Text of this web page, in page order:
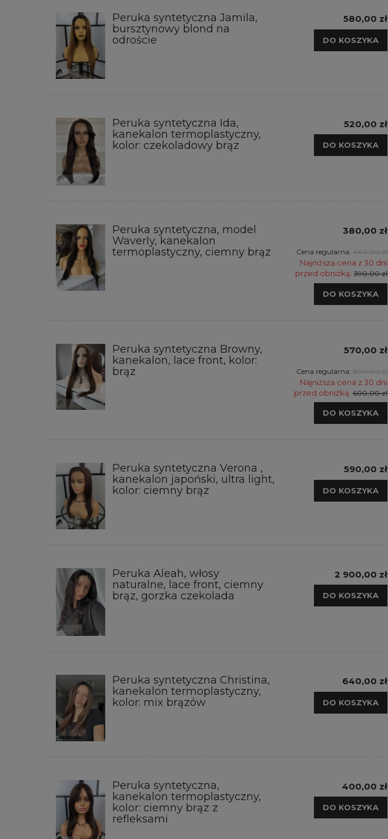
Peruka syntetyczna Jamila,
bursztynowy blond na
odroście
580,00 zł
DO KOSZYKA
Peruka syntetyczna Ida,
kanekalon termoplastyczny,
kolor: czekoladowy brąz
520,00 zł
DO KOSZYKA
Peruka syntetyczna, model
Waverly, kanekalon
termoplastyczny, ciemny brąz
380,00 zł
Cena regularna: 440,00 zł
Najniższa cena z 30 dni
przed obniżką: 390,00 zł
DO KOSZYKA
Peruka syntetyczna Browny,
kanekalon, lace front, kolor:
brąz
570,00 zł
Cena regularna: 600,00 zł
Najniższa cena z 30 dni
przed obniżką: 600,00 zł
DO KOSZYKA
Peruka syntetyczna Verona ,
kanekalon japoński, ultra light,
kolor: ciemny brąz
590,00 zł
DO KOSZYKA
Peruka Aleah, włosy
naturalne, lace front, ciemny
brąz, gorzka czekolada
2 900,00 zł
DO KOSZYKA
Peruka syntetyczna Christina,
kanekalon termoplastyczny,
kolor: mix brązów
640,00 zł
DO KOSZYKA
Peruka syntetyczna,
kanekalon termoplastyczny,
kolor: ciemny brąz z
refleksami
400,00 zł
DO KOSZYKA